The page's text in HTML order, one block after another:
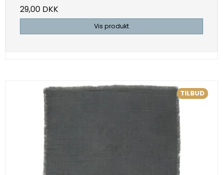
29,00 DKK
Vis produkt
TILBUD